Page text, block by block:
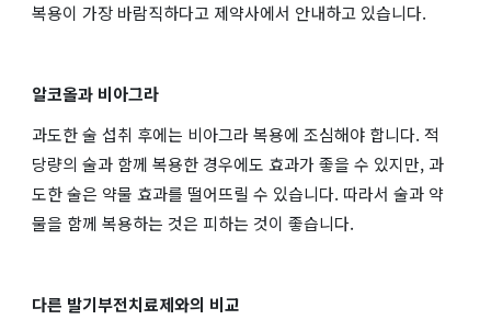
복용이 가장 바람직하다고 제약사에서 안내하고 있습니다.
알코올과 비아그라
과도한 술 섭취 후에는 비아그라 복용에 조심해야 합니다. 적
당량의 술과 함께 복용한 경우에도 효과가 좋을 수 있지만, 과
도한 술은 약물 효과를 떨어뜨릴 수 있습니다. 따라서 술과 약
물을 함께 복용하는 것은 피하는 것이 좋습니다.
다른 발기부전치료제와의 비교